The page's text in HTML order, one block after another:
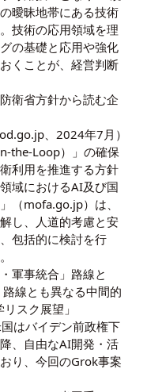
曖昧地帯にある技術
技術の応用領域を理
の基礎と応用や強化
くことが、経営判断
衛省方針から読む企
、2024年7月）
the-Loop）」の確保
利用を推進する方針
域におけるAI及び国
（mofa.go.jp）は、
し、人道的考慮と安
包括的に検討を行
軍事統合」路線と
線とも異なる中間的
スク展望」
はバイデン前政権下
、自由なAI開発・活
り、今回のGrok事案